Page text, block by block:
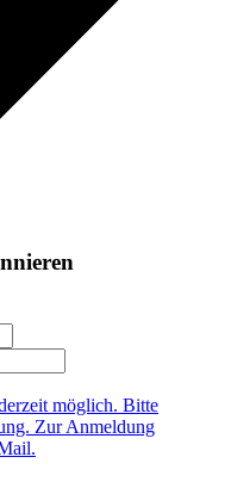
möglich. Bitte
Zur Anmeldung